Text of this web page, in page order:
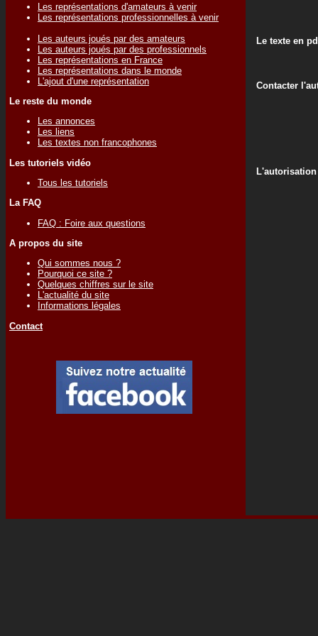
Les représentations d'amateurs à venir
Les représentations professionnelles à venir
Les auteurs joués par des amateurs
Les auteurs joués par des professionnels
Les représentations en France
Les représentations dans le monde
L'ajout d'une représentation
Le reste du monde
Les annonces
Les liens
Les textes non francophones
Les tutoriels vidéo
Tous les tutoriels
La FAQ
FAQ : Foire aux questions
A propos du site
Qui sommes nous ?
Pourquoi ce site ?
Quelques chiffres sur le site
L'actualité du site
Informations légales
Contact
Le texte en
Contacter
L'autorisation